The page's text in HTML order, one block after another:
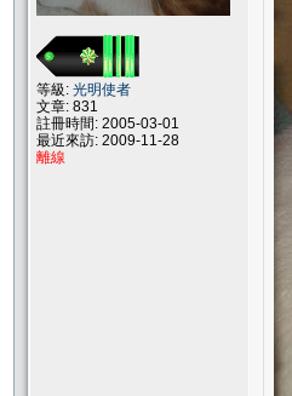
等級: 光明使者
文章: 831
註冊時間: 2005-03-01
最近來訪: 2009-11-28
離線